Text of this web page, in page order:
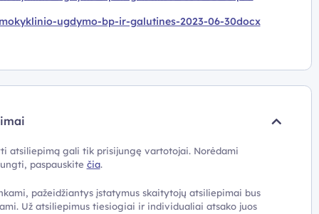
ugdymo-bp-ir-galutines-2023-06-30docx
atsiliepimą gali tik prisijungę vartotojai. Norėdami
paspauskite čia.
pažeidžiantys įstatymus skaitytojų atsiliepimai bus
Už atsiliepimus tiesiogiai ir individualiai atsako juos